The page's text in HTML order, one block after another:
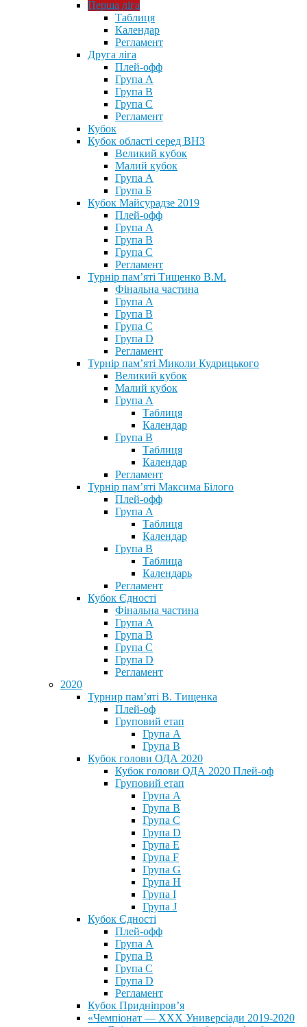
Перша ліга
Таблиця
Календар
Регламент
Друга ліга
Плей-офф
Група А
Група В
Група С
Регламент
Кубок
Кубок області серед ВНЗ
Великий кубок
Малий кубок
Група А
Група Б
Кубок Майсурадзе 2019
Плей-офф
Група А
Група В
Група С
Регламент
Турнір пам’яті Тищенко В.М.
Фінальна частина
Група А
Група В
Група С
Група D
Регламент
Турнір пам’яті Миколи Кудрицького
Великий кубок
Малий кубок
Група А
Таблиця
Календар
Група В
Таблиця
Календар
Регламент
Турнір пам’яті Максима Білого
Плей-офф
Група А
Таблиця
Календар
Група В
Таблица
Календарь
Регламент
Кубок Єдності
Фінальна частина
Група А
Група В
Група С
Група D
Регламент
2020
Турнир пам’яті В. Тищенка
Плей-оф
Груповий етап
Група А
Група В
Кубок голови ОДА 2020
Кубок голови ОДА 2020 Плей-оф
Груповий етап
Група A
Група B
Група C
Група D
Група E
Група F
Група G
Група H
Група I
Група J
Кубок Єдності
Плей-офф
Група А
Група В
Група С
Група D
Регламент
Кубок Придніпров’я
«Чемпіонат — ХХХ Универсіади 2019-2020